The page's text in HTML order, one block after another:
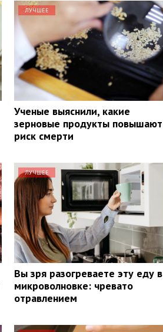
ЛУЧШЕЕ
Ученые выяснили, какие
зерновые продукты повышают
риск смерти
ЛУЧШЕЕ
Вы зря разогреваете эту еду в
микроволновке: чревато
отравлением